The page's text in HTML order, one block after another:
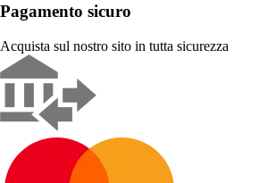
Pagamento sicuro
Acquista sul nostro sito in tutta sicurezza